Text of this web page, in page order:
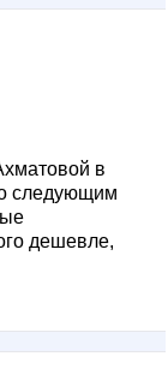
в
следующим
дешевле,